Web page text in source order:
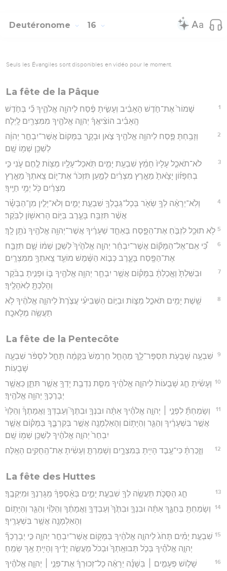
Deutéronome 16
Seuls les Évangiles sont disponibles en vidéo pour le moment.
La fête de la Pâque
1
שָׁמוֹר֙ אֶת־חֹ֣דֶשׁ הָאָבִ֔יב וְעָשִׂ֣יתָ פֶּ֔סַח לַיהוָ֖ה אֱלֹהֶ֑יךָ כִּ֞י בְּחֹ֣דֶשׁ
הָֽאָבִ֗יב הוֹצִ֨יאֲךָ֜ יְהוָ֧ה אֱלֹהֶ֛יךָ מִמִּצְרַ֖יִם לָֽיְלָה׃
2
וְזָבַ֥חְתָּ פֶּ֛סַח לַיהוָ֥ה אֱלֹהֶ֖יךָ צֹ֣אן וּבָקָ֑ר בַּמָּקוֹם֙ אֲשֶׁר־יִבְחַ֣ר יְהוָ֔ה
לְשַׁכֵּ֥ן שְׁמ֖וֹ שָֽׁם׃
3
לֹא־תֹאכַ֤ל עָלָיו֙ חָמֵ֔ץ שִׁבְעַ֥ת יָמִ֛ים תֹּֽאכַל־עָלָ֥יו מַצּ֖וֹת לֶ֣חֶם עֹ֑נִי כִּ֣י
בְחִפָּז֗וֹן יָצָ֙אתָ֙ מֵאֶ֣רֶץ מִצְרַ֔יִם לְמַ֣עַן תִּזְכֹּר֔ אֶת־י֤וֹם צֵֽאתְךָ֙ מֵאֶ֣רֶץ
מִצְרַ֔יִם כֹּ֖ל יְמֵ֥י חַיֶּֽיךָ׃
4
וְלֹֽא־יֵרָאֶ֨ה לְךָ֥ שְׂאֹ֛ר בְּכָל־גְּבֻלְךָ֖ שִׁבְעַ֣ת יָמִ֑ים וְלֹא־יָלִ֣ין מִן־הַבָּשָׂ֗ר
אֲשֶׁ֨ר תִּזְבַּ֥ח בָּעֶ֛רֶב בַּיּ֥וֹם הָרִאשׁ֖וֹן לַבֹּֽקֶר׃
5 לֹ֥א תוּכַ֖ל לִזְבֹּ֣חַ אֶת־הַפָּ֑סַח בְּאַחַ֣ד שְׁעָרֶ֔יךָ אֲשֶׁר־יְהוָ֥ה אֱלֹהֶ֖יךָ נֹתֵ֥ן לָֽךְ׃
6
כִּ֠י אִֽם־אֶל־הַמָּק֞וֹם אֲשֶׁר־יִבְחַ֨ר יְהוָ֤ה אֱלֹהֶ֙יךָ֙ לְשַׁכֵּ֣ן שְׁמ֔וֹ שָׁ֛ם תִּזְבַּ֥ח
אֶת־הַפֶּ֖סַח בָּעָ֑רֶב כְּב֣וֹא הַשֶּׁ֔מֶשׁ מוֹעֵ֖ד צֵֽאתְךָ֥ מִמִּצְרָֽיִם׃
7
וּבִשַּׁלְתָּ֙ וְאָ֣כַלְתָּ֔ בַּמָּק֕וֹם אֲשֶׁ֥ר יִבְחַ֛ר יְהוָ֥ה אֱלֹהֶ֖יךָ בּ֑וֹ וּפָנִ֣יתָ בַבֹּ֔קֶר
וְהָלַכְתָּ֖ לְאֹהָלֶֽיךָ׃
8
שֵׁ֥שֶׁת יָמִ֖ים תֹּאכַ֣ל מַצּ֑וֹת וּבַיּ֣וֹם הַשְּׁבִיעִ֗י עֲצֶ֙רֶת֙ לַיהוָ֣ה אֱלֹהֶ֔יךָ לֹ֥א
תַעֲשֶׂ֖ה מְלָאכָֽה׃
La fête de la Pentecôte
9
שִׁבְעָ֥ה שָׁבֻעֹ֖ת תִּסְפָּר־לָ֑ךְ מֵהָחֵ֤ל חֶרְמֵשׁ֙ בַּקָּמָ֔ה תָּחֵ֣ל לִסְפֹּ֔ר שִׁבְעָ֖ה
שָׁבֻעֽוֹת׃
10 וְעָשִׂ֜יתָ חַ֤ג שָׁבֻעוֹת֙ לַיהוָ֣ה אֱלֹהֶ֔יךָ מִסַּ֛ת נִדְבַ֥ת יָדְךָ֖ אֲשֶׁ֣ר תִּתֵּ֑ן כַּאֲשֶׁ֥ר
יְבָרֶכְךָ֖ יְהוָ֥ה אֱלֹהֶֽיךָ׃
11
וְשָׂמַחְתָּ֞ לִפְנֵ֣י ׀ יְהוָ֣ה אֱלֹהֶ֗יךָ אַתָּ֨ה וּבִנְךָ֣ וּבִתֶּךָ֮ וְעַבְדְּךָ֣ וַאֲמָתֶךָ֒ וְהַלֵּוִי֙
אֲשֶׁ֣ר בִּשְׁעָרֶ֔יךָ וְהַגֵּ֛ר וְהַיָּת֥וֹם וְהָאַלְמָנָ֖ה אֲשֶׁ֣ר בְּקִרְבֶּ֑ךָ בַּמָּק֗וֹם אֲשֶׁ֤ר
יִבְחַר֙ יְהוָ֣ה אֱלֹהֶ֔יךָ לְשַׁכֵּ֥ן שְׁמ֖וֹ שָֽׁם׃
12 וְזָ֣כַרְתָּ֔ כִּי־עֶ֥בֶד הָיִ֖יתָ בְּמִצְרָ֑יִם וְשָׁמַרְתָּ֣ וְעָשִׂ֔יתָ אֶת־הַֽחֻקִּ֖ים הָאֵֽלֶּה׃
La fête des Huttes
13 חַ֧ג הַסֻּכֹּ֛ת תַּעֲשֶׂ֥ה לְךָ֖ שִׁבְעַ֣ת יָמִ֑ים בְּאָ֨סְפְּךָ֔ מִֽגָּרְנְךָ֖ וּמִיִּקְבֶֽךָ׃
14
וְשָׂמַחְתָּ֖ בְּחַגֶּ֑ךָ אַתָּ֨ה וּבִנְךָ֤ וּבִתֶּ֙ךָ֙ וְעַבְדְּךָ֣ וַאֲמָתֶ֔ךָ וְהַלֵּוִ֗י וְהַגֵּ֛ר וְהַיָּת֥וֹם
וְהָאַלְמָנָ֖ה אֲשֶׁ֥ר בִּשְׁעָרֶֽיךָ׃
15 שִׁבְעַ֣ת יָמִ֗ים תָּחֹג֙ לַיהוָ֣ה אֱלֹהֶ֔יךָ בַּמָּק֖וֹם אֲשֶׁר־יִבְחַ֣ר יְהוָ֑ה כִּ֣י יְבָרֶכְךָ֞
יְהוָ֣ה אֱלֹהֶ֗יךָ בְּכֹ֤ל תְּבוּאָֽתְךָ֙ וּבְכֹל֙ מַעֲשֵׂ֣ה יָדֶ֔יךָ וְהָיִ֖יתָ אַ֥ךְ שָׂמֵֽחַ׃
16
שָׁל֣וֹשׁ פְּעָמִ֣ים ׀ בַּשָּׁנָ֡ה יֵרָאֶ֨ה כָל־זְכוּרְךָ֜ אֶת־פְּנֵ֣י ׀ יְהוָ֣ה אֱלֹהֶ֗יךָ